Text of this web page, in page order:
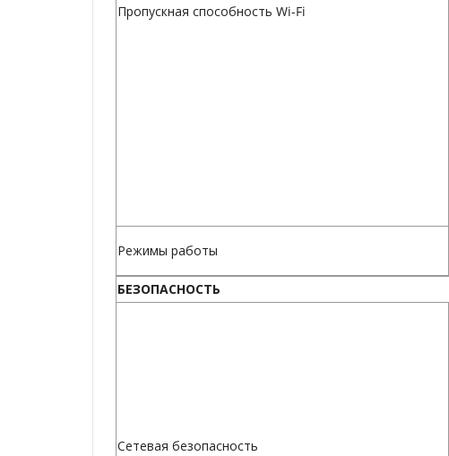
Пропускная способность Wi-Fi
Режимы работы
БЕЗОПАСНОСТЬ
Сетевая безопасность